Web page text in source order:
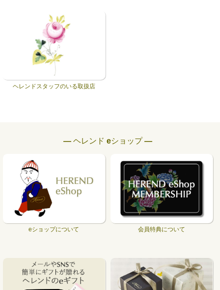
ヘレンドスタッフのいる取扱店
― ヘレンド eショップ ―
eショップについて 会員特典について